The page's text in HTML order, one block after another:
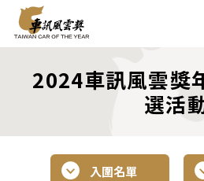
2024車訊風雲獎
選活
入圍名單